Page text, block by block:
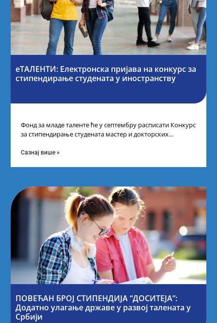
еТАЛЕНТИ: Електронска пријава на конкурс за
стипендирање студената у иностранству
Фонд за младе таленте ће у септембру расписати Конкурс
за стипендирање студената мастер и докторских
Сазнај више »
ПОВЕЋАН БРОЈ СТИПЕНДИЈА “ДОСИТЕЈА”:
Додатно улагање државе у развој талената у
Србији